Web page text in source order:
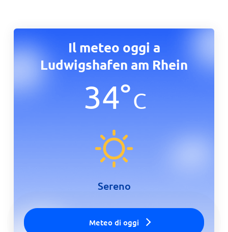
Il meteo oggi a
Ludwigshafen am Rhein
34°C
Sereno
Meteo di oggi